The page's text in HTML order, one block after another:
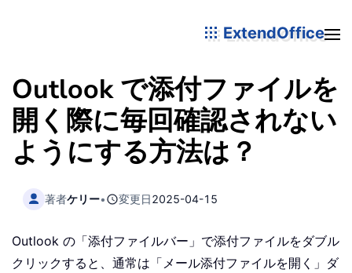
ExtendOffice
Outlook で添付ファイルを
開く際に毎回確認されない
ようにする方法は？
著者ケリー• 変更日2025-04-15
Outlook の「添付ファイルバー」で添付ファイルをダブル
クリックすると、通常は「メール添付ファイルを開く」ダ